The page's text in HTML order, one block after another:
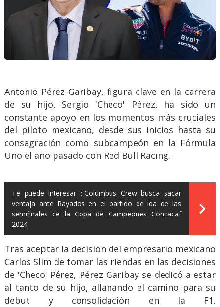
Antonio Pérez Garibay, figura clave en la carrera
de su hijo, Sergio 'Checo' Pérez, ha sido un
constante apoyo en los momentos más cruciales
del piloto mexicano, desde sus inicios hasta su
consagración como subcampeón en la Fórmula
Uno el año pasado con Red Bull Racing.
Te puede interesar : Columbus Crew busca sacar
ventaja ante Rayados en el partido de ida de las
semifinales de la Copa de Campeones Concacaf
2024
Tras aceptar la decisión del empresario mexicano
Carlos Slim de tomar las riendas en las decisiones
de 'Checo' Pérez, Pérez Garibay se dedicó a estar
al tanto de su hijo, allanando el camino para su
debut y consolidación en la F1.